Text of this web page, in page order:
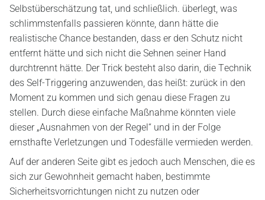
Selbstüberschätzung tat, und schließlich. überlegt, was
schlimmstenfalls passieren könnte, dann hätte die
realistische Chance bestanden, dass er den Schutz nicht
entfernt hätte und sich nicht die Sehnen seiner Hand
durchtrennt hätte. Der Trick besteht also darin, die Technik
des Self-Triggering anzuwenden, das heißt: zurück in den
Moment zu kommen und sich genau diese Fragen zu
stellen. Durch diese einfache Maßnahme könnten viele
dieser „Ausnahmen von der Regel“ und in der Folge
ernsthafte Verletzungen und Todesfälle vermieden werden.
Auf der anderen Seite gibt es jedoch auch Menschen, die es
sich zur Gewohnheit gemacht haben, bestimmte
Sicherheitsvorrichtungen nicht zu nutzen oder